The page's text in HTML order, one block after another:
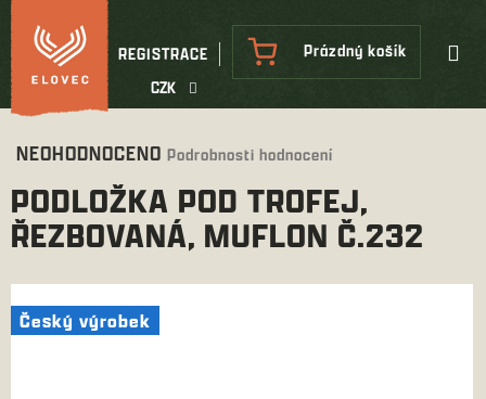
Přejít
na
obsah
CZK
REGISTRACE
NÁKUPNÍ
KOŠÍK
Prázdný košík
Průměrné
produktu
je
0,0
hvězdiček.
NEOHODNOCENO Podrobnosti hodnocení
PODLOŽKA POD TROFEJ,
ŘEZBOVANÁ, MUFLON Č.232
Český výrobek
Český výrobek